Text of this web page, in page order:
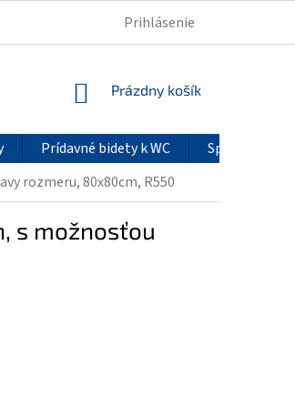
OSOBNÝCH ÚDAJOV REKLAMÁCIE
Prihlásenie
NÁKUPNÝ
Prázdny košík
Prídavné bidety k WC
Sprchové
rozmeru, 80x80cm, R550
s možnosťou